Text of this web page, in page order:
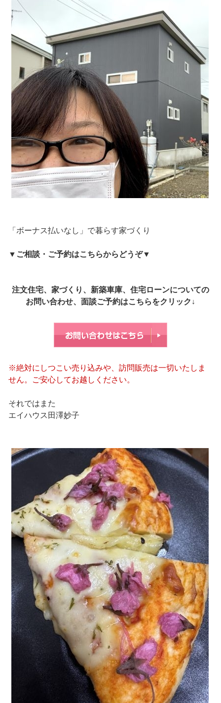
「ボーナス払いなし」で暮らす家づくり
▼ ご相談・ご予約はこちらからどうぞ▼
注文住宅、家づくり、新築車庫、住宅ローンについての
お問い合わせ、面談ご予約はこちらをクリック↓
※絶対にしつこい売り込みや、訪問販売は一切いたしま
せん。ご安心してお越しください。
それではまた
エイハウス田澤妙子